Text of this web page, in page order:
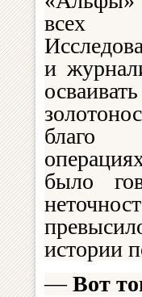
всех
и
было
истории
—Вот